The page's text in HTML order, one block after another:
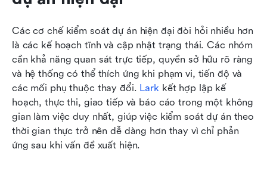
Các cơ chế kiểm soát dự án hiện đại đòi hỏi nhiều hơn
là các kế hoạch tĩnh và cập nhật trạng thái. Các nhóm
cần khả năng quan sát trực tiếp, quyền sở hữu rõ ràng
và hệ thống có thể thích ứng khi phạm vi, tiến độ và
các mối phụ thuộc thay đổi. Lark kết hợp lập kế
hoạch, thực thi, giao tiếp và báo cáo trong một không
gian làm việc duy nhất, giúp việc kiểm soát dự án theo
thời gian thực trở nên dễ dàng hơn thay vì chỉ phản
ứng sau khi vấn đề xuất hiện.